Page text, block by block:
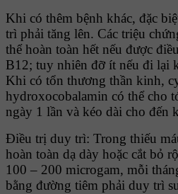
Khi có thêm bệnh khác, đặc
trì phải tăng lên. Các triệu
thể hoàn toàn hết nếu được
B12; tuy nhiên đỡ ít nếu đi lại
Khi có tổn thương thần kinh,
hydroxocobalamin có thể cho
ngày 1 lần và kéo dài cho đến
Ðiều trị duy trì: Trong thiếu
hoàn toàn dạ dày hoặc cắt bỏ
100 – 200 microgam, mỗi
bằng đường tiêm phải duy trì